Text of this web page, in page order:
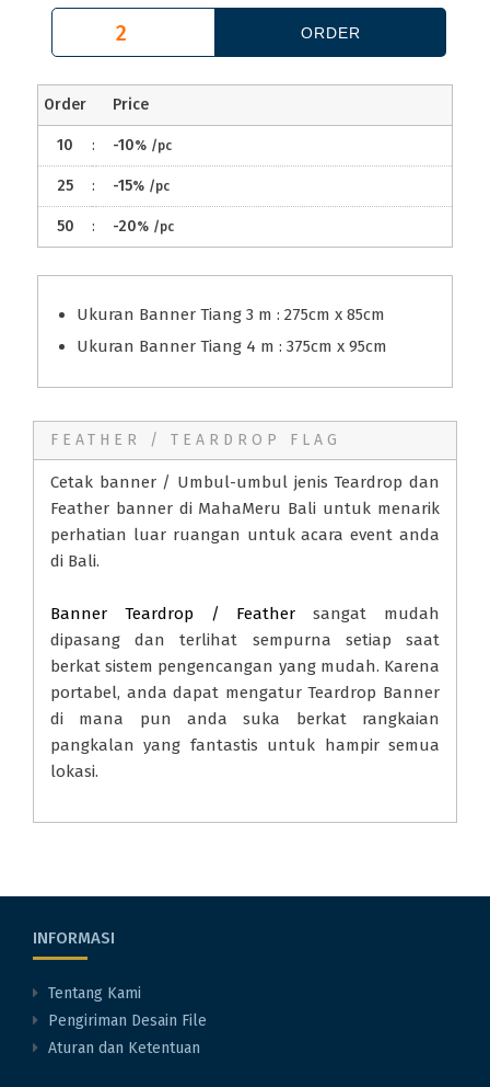
Order Price
10 : -10% /pc
25 : -15% /pc
50 : -20% /pc
Ukuran Banner Tiang 3 m : 275cm x 85cm
Ukuran Banner Tiang 4 m : 375cm x 95cm
FEATHER / TEARDROP FLAG
Cetak banner / Umbul-umbul jenis Teardrop dan
Feather banner di MahaMeru Bali untuk menarik
perhatian luar ruangan untuk acara event anda
di Bali.
Banner Teardrop / Feather sangat mudah
dipasang dan terlihat sempurna setiap saat
berkat sistem pengencangan yang mudah. Karena
portabel, anda dapat mengatur Teardrop Banner
di mana pun anda suka berkat rangkaian
pangkalan yang fantastis untuk hampir semua
lokasi.
INFORMASI
Tentang Kami
Pengiriman Desain File
Aturan dan Ketentuan